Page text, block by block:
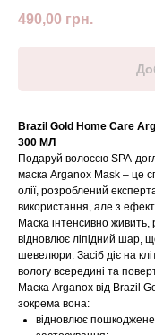
490,00 грн.
Brazil Gold Home Care
300 МЛ
Подаруй волоссю SPA-
маска Arganox Mask – це
олії, розроблений
використання, але з
Маска інтенсивно
відновлює ліпідний шар,
шевелюри. Засіб діє на
вологу всередині та
Маска Arganox від Brazil
зокрема вона:
відновлює